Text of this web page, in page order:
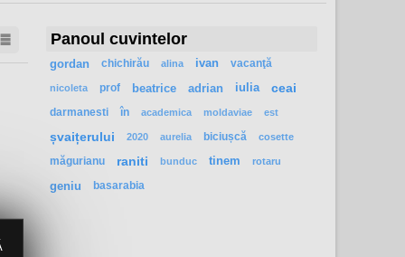
Panoul cuvintelor
gordan chichirău alina ivan vacanţă
nicoleta prof beatrice adrian iulia ceai
darmanesti în academica moldaviae est
șvaițerului 2020 aurelia biciușcă cosette
măgurianu raniti bunduc tinem rotaru
geniu basarabia